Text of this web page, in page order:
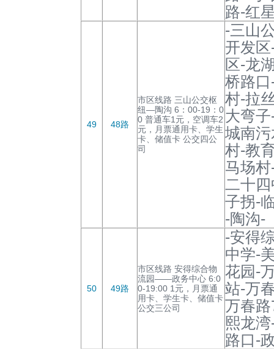
路-红
49 48路
市区线路 三山公交枢
纽—陶沟 6：00-19：0
0 普通车1元，空调车2
元，月票通用卡、学生
卡、储值卡 公交四公
司
-三山
开发
区-龙
桥路
村-拉
大弯
城南
村-教
马场
二十
子拐-
-陶沟-
50 49路
市区线路 安得综合物
流园——政务中心 6:0
0-19:00 1元，月票通
用卡、学生卡、储值卡
公交三公司
-安得
中学-
花园-
站-万
万春
熙龙
路口-